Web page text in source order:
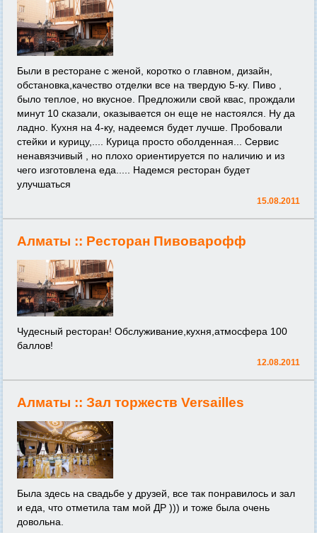
Были в ресторане с женой, коротко о главном, дизайн,
обстановка,качество отделки все на твердую 5-ку. Пиво ,
было теплое, но вкусное. Предложили свой квас, прождали
минут 10 сказали, оказывается он еще не настоялся. Ну да
ладно. Кухня на 4-ку, надеемся будет лучше. Пробовали
стейки и курицу,.... Курица просто оболденная... Сервис
ненавязчивый , но плохо ориентируется по наличию и из
чего изготовлена еда..... Надемся ресторан будет
улучшаться
15.08.2011
Алматы :: Ресторан Пивоварофф
Чудесный ресторан! Обслуживание,кухня,атмосфера 100
баллов!
12.08.2011
Алматы :: Зал торжеств Versailles
Была здесь на свадьбе у друзей, все так понравилось и зал
и еда, что отметила там мой ДР ))) и тоже была очень
довольна.